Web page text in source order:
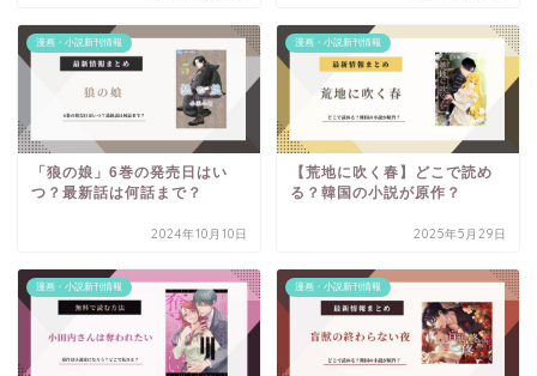
漫画・小説新刊情報
「狼の娘」6巻の発売日はい
つ？最新話は何話まで？
2024年10月10日
漫画・小説新刊情報
【荒地に吹く春】どこで読め
る？韓国の小説が原作？
2025年5月29日
漫画・小説新刊情報 漫画・小説新刊情報